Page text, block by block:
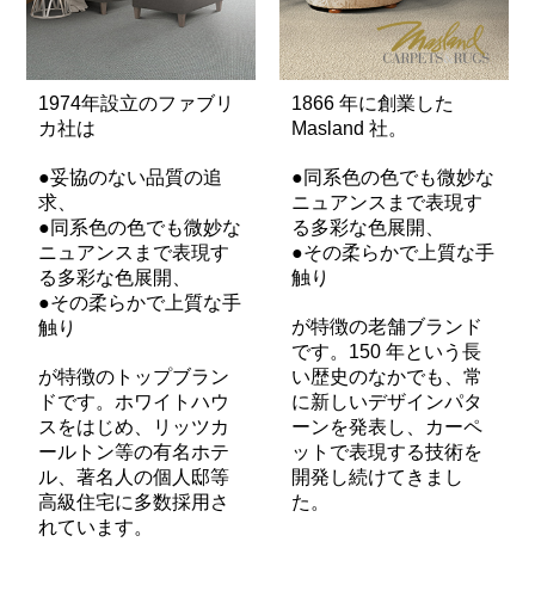
1974年設立のファブリ
カ社は
●妥協のない品質の追
求、
●同系色の色でも微妙な
ニュアンスまで表現す
る多彩な色展開、
●その柔らかで上質な手
触り
が特徴のトップブラン
ドです。ホワイトハウ
スをはじめ、リッツカ
ールトン等の有名ホテ
ル、著名人の個人邸等
高級住宅に多数採用さ
れています。
1866 年に創業した
Masland 社。
●同系色の色でも微妙な
ニュアンスまで表現す
る多彩な色展開、
●その柔らかで上質な手
触り
が特徴の老舗ブランド
です。150 年という長
い歴史のなかでも、常
に新しいデザインパタ
ーンを発表し、カーペ
ットで表現する技術を
開発し続けてきまし
た。